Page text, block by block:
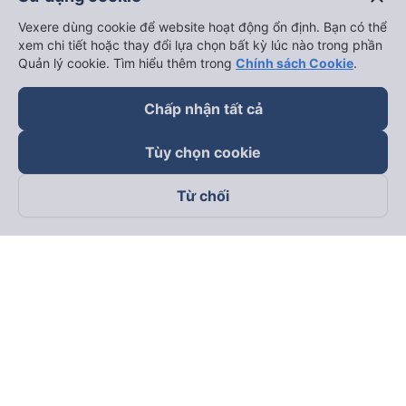
Theo dõi chúng tôi trên
Vexere dùng cookie để website hoạt động ổn định. Bạn có thể
xem chi tiết hoặc thay đổi lựa chọn bất kỳ lúc nào trong phần
Quản lý cookie. Tìm hiểu thêm trong Chính sách Cookie.
Chấp nhận tất cả
Tùy chọn cookie
Từ chối